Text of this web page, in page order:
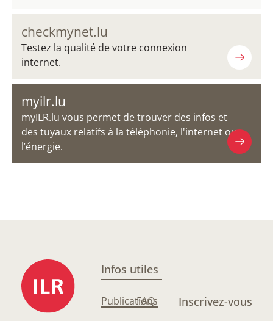
checkmynet.lu
Testez la qualité de votre connexion
internet.
myilr.lu
myILR.lu vous permet de trouver des infos et
des tuyaux relatifs à la téléphonie, l'internet ou
l’énergie.
Infos utiles
Publications
FAQ Inscrivez-vous